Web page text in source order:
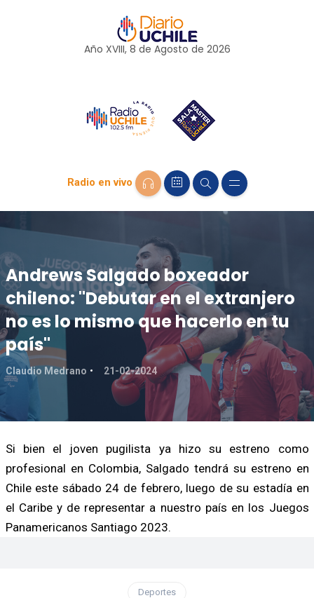
Año XVIII, 8 de Agosto de 2026
Radio en vivo
Andrews Salgado boxeador
chileno: "Debutar en el extranjero
no es lo mismo que hacerlo en tu
país"
Claudio Medrano 21-02-2024
Si bien el joven pugilista ya hizo su estreno como
profesional en Colombia, Salgado tendrá su estreno en
Chile este sábado 24 de febrero, luego de su estadía en
el Caribe y de representar a nuestro país en los Juegos
Panamericanos Santiago 2023.
Deportes